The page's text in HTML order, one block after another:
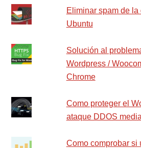
Eliminar spam de
Ubuntu
Solución al
Wordpress /
Chrome
Como proteger el
ataque DDOS
Como comprobar si